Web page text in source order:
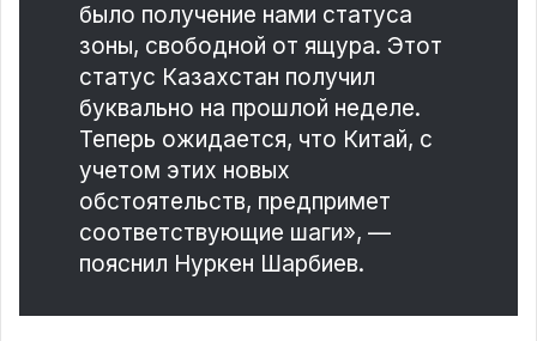
было получение нами статуса
зоны, свободной от ящура. Этот
статус Казахстан получил
буквально на прошлой неделе.
Теперь ожидается, что Китай, с
учетом этих новых
обстоятельств, предпримет
соответствующие шаги», —
пояснил Нуркен Шарбиев.